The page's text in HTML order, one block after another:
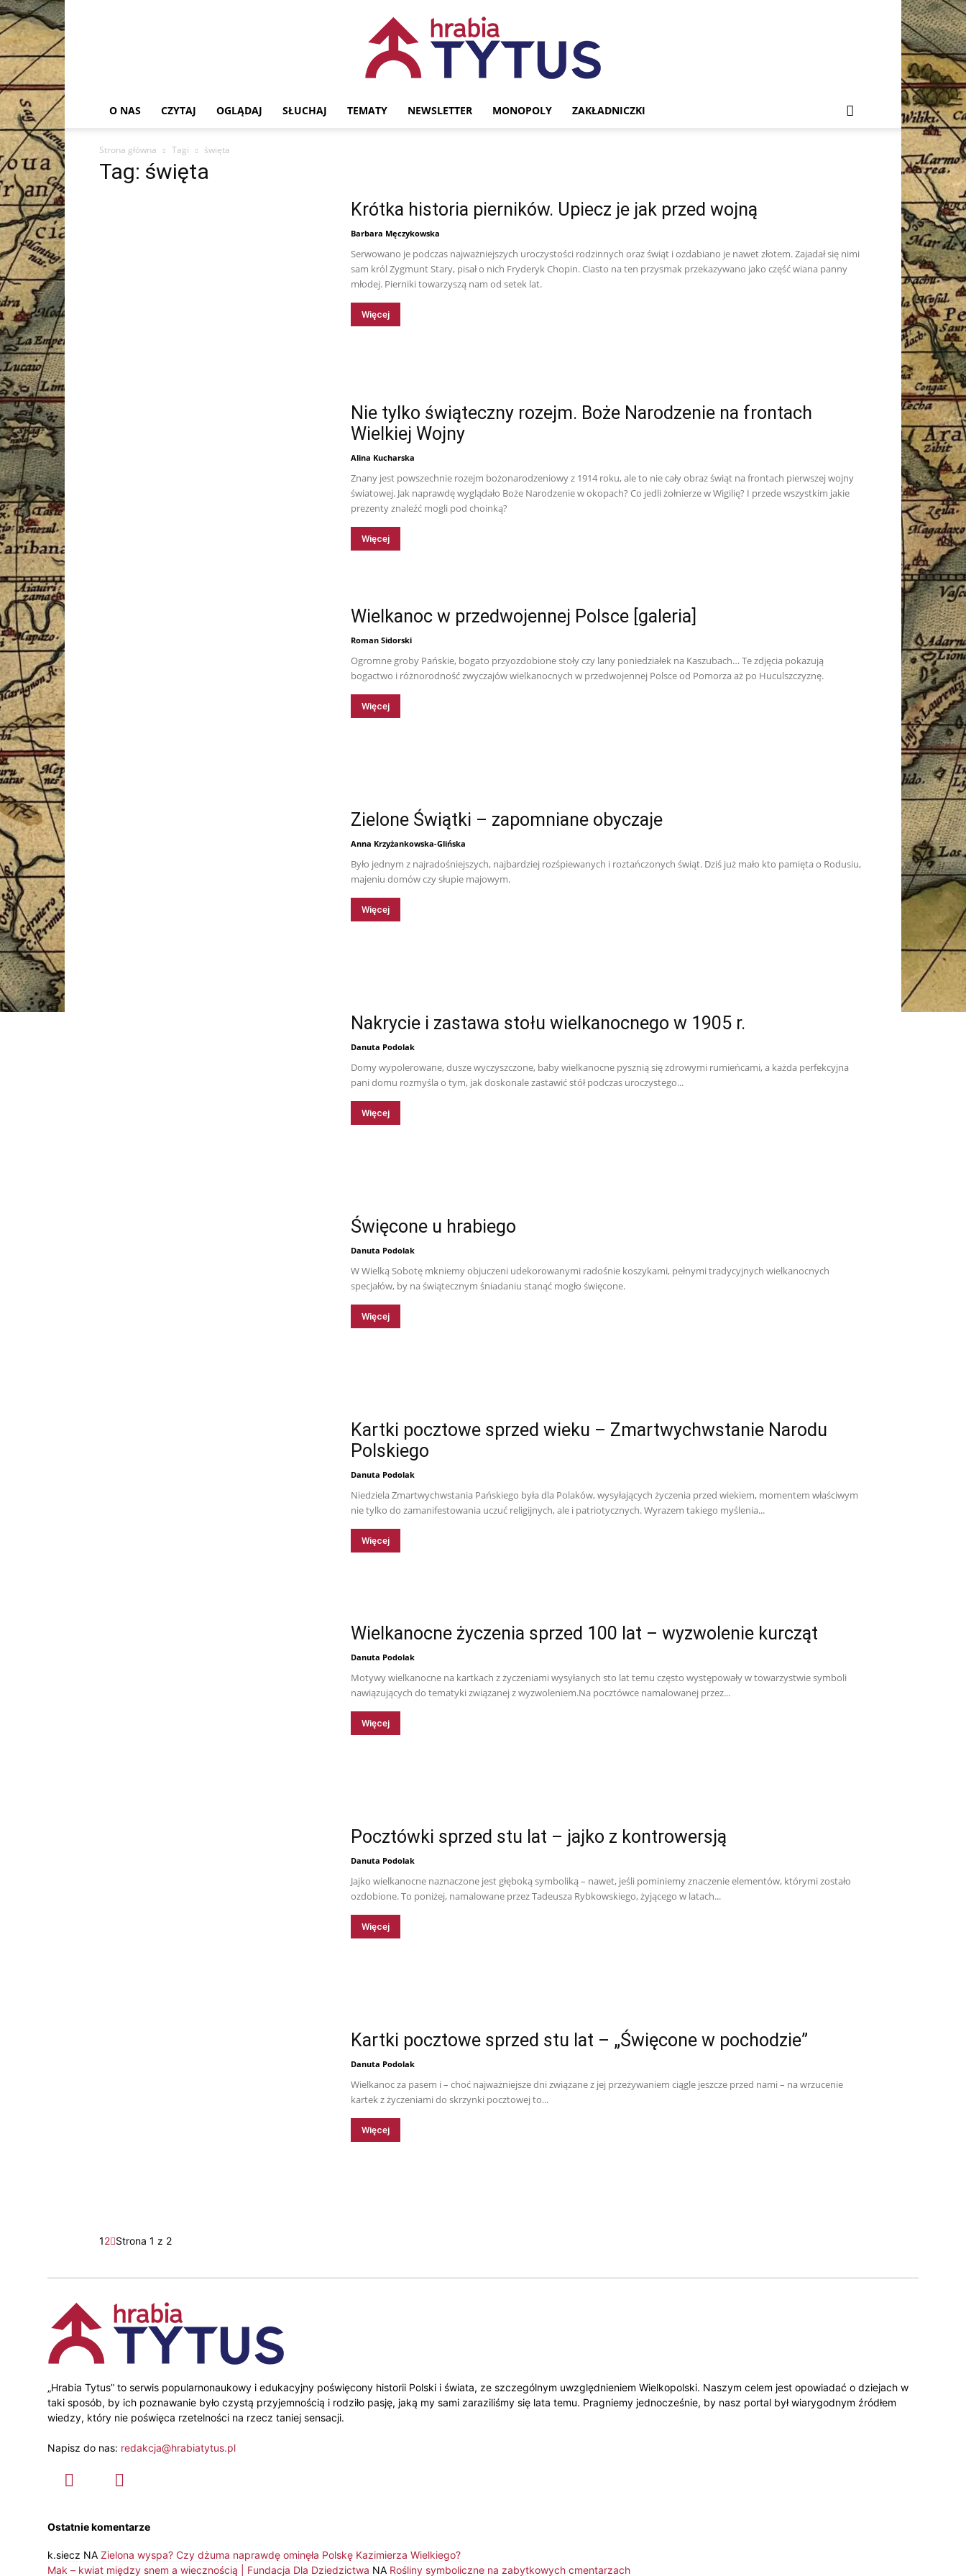
historyczny
O NAS CZYTAJ OGLĄDAJ SŁUCHAJ TEMATY NEWSLETTER MONOPOLY ZAKŁADNICZKI
Strona główna Tagi święta
Tag: święta
Krótka historia pierników. Upiecz je jak przed wojną
Barbara Męczykowska
Serwowano je podczas najważniejszych uroczystości rodzinnych oraz świąt i ozdabiano je nawet złotem. Zajadał się nimi
sam król Zygmunt Stary, pisał o nich Fryderyk Chopin. Ciasto na ten przysmak przekazywano jako część wiana panny
młodej. Pierniki towarzyszą nam od setek lat.
Więcej
Nie tylko świąteczny rozejm. Boże Narodzenie na frontach
Wielkiej Wojny
Alina Kucharska
Znany jest powszechnie rozejm bożonarodzeniowy z 1914 roku, ale to nie cały obraz świąt na frontach pierwszej wojny
światowej. Jak naprawdę wyglądało Boże Narodzenie w okopach? Co jedli żołnierze w Wigilię? I przede wszystkim jakie
prezenty znaleźć mogli pod choinką?
Więcej
Wielkanoc w przedwojennej Polsce [galeria]
Roman Sidorski
Ogromne groby Pańskie, bogato przyozdobione stoły czy lany poniedziałek na Kaszubach… Te zdjęcia pokazują
bogactwo i różnorodność zwyczajów wielkanocnych w przedwojennej Polsce od Pomorza aż po Huculszczyznę.
Więcej
Zielone Świątki – zapomniane obyczaje
Anna Krzyżankowska-Glińska
Było jednym z najradośniejszych, najbardziej rozśpiewanych i roztańczonych świąt. Dziś już mało kto pamięta o Rodusiu,
majeniu domów czy słupie majowym.
Więcej
Nakrycie i zastawa stołu wielkanocnego w 1905 r.
Danuta Podolak
Domy wypolerowane, dusze wyczyszczone, baby wielkanocne pysznią się zdrowymi rumieńcami, a każda perfekcyjna
pani domu rozmyśla o tym, jak doskonale zastawić stół podczas uroczystego...
Więcej
Święcone u hrabiego
Danuta Podolak
W Wielką Sobotę mkniemy objuczeni udekorowanymi radośnie koszykami, pełnymi tradycyjnych wielkanocnych
specjałów, by na świątecznym śniadaniu stanąć mogło święcone.
Więcej
Kartki pocztowe sprzed wieku – Zmartwychwstanie Narodu
Polskiego
Danuta Podolak
Niedziela Zmartwychwstania Pańskiego była dla Polaków, wysyłających życzenia przed wiekiem, momentem właściwym
nie tylko do zamanifestowania uczuć religijnych, ale i patriotycznych. Wyrazem takiego myślenia...
Więcej
Wielkanocne życzenia sprzed 100 lat – wyzwolenie kurcząt
Danuta Podolak
Motywy wielkanocne na kartkach z życzeniami wysyłanych sto lat temu często występowały w towarzystwie symboli
nawiązujących do tematyki związanej z wyzwoleniem.Na pocztówce namalowanej przez...
Więcej
Pocztówki sprzed stu lat – jajko z kontrowersją
Danuta Podolak
Jajko wielkanocne naznaczone jest głęboką symboliką – nawet, jeśli pominiemy znaczenie elementów, którymi zostało
ozdobione. To poniżej, namalowane przez Tadeusza Rybkowskiego, żyjącego w latach...
Więcej
Kartki pocztowe sprzed stu lat – „Święcone w pochodzie”
Danuta Podolak
Wielkanoc za pasem i – choć najważniejsze dni związane z jej przeżywaniem ciągle jeszcze przed nami – na wrzucenie
kartek z życzeniami do skrzynki pocztowej to...
Więcej
12 Strona 1 z 2
„Hrabia Tytus” to serwis popularnonaukowy i edukacyjny poświęcony historii Polski i świata, ze szczególnym uwzględnieniem Wielkopolski. Naszym celem jest opowiadać o dziejach w
taki sposób, by ich poznawanie było czystą przyjemnością i rodziło pasję, jaką my sami zaraziliśmy się lata temu. Pragniemy jednocześnie, by nasz portal był wiarygodnym źródłem
wiedzy, który nie poświęca rzetelności na rzecz taniej sensacji.
Napisz do nas: redakcja@hrabiatytus.pl
Ostatnie komentarze
k.siecz NA Zielona wyspa? Czy dżuma naprawdę ominęła Polskę Kazimierza Wielkiego?
Mak – kwiat między snem a wiecznością | Fundacja Dla Dziedzictwa NA Rośliny symboliczne na zabytkowych cmentarzach